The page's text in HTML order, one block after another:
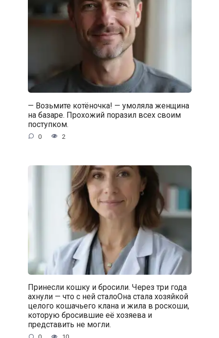
— Возьмите котёночка! — умоляла женщина
на базаре. Прохожий поразил всех своим
поступком.
0 2
Принесли кошку и бросили. Через три года
ахнули — что с ней сталоОна стала хозяйкой
целого кошачьего клана и жила в роскоши,
которую бросившие её хозяева и
представить не могли.